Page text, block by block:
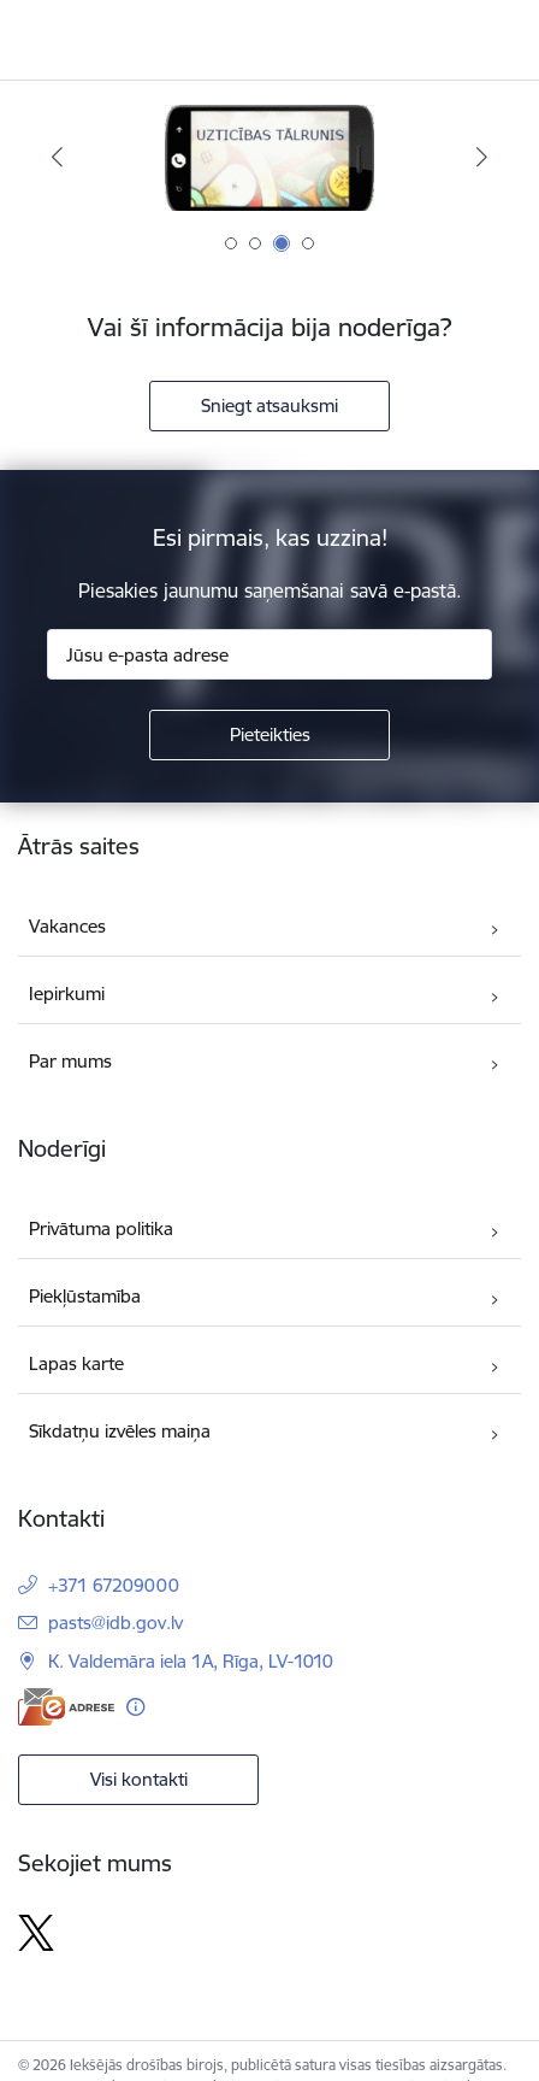
Vai šī informācija bija noderīga?
Sniegt atsauksmi
Esi pirmais, kas uzzina!
Piesakies jaunumu saņemšanai savā e-pastā.
Kājene
Ātrās saites
Vakances
Iepirkumi
Par mums
Noderīgi
Privātuma politika
Piekļūstamība
Lapas karte
Sīkdatņu izvēles maiņa
Kontakti
+371 67209000
E-pasts:
pasts@idb.gov.lv
K. Valdemāra iela 1A, Rīga, LV-1010
Visi kontakti
Sekojiet mums
© 2026 Iekšējās drošības birojs, publicētā satura visas tiesības aizsargātas.